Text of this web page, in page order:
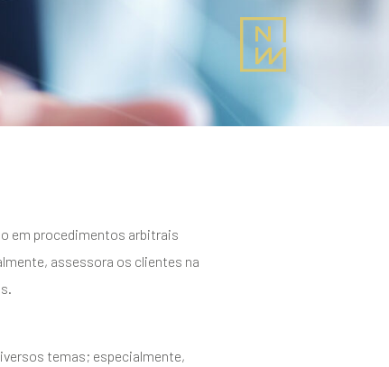
em procedimentos arbitrais
assessora os clientes na
temas; especialmente,